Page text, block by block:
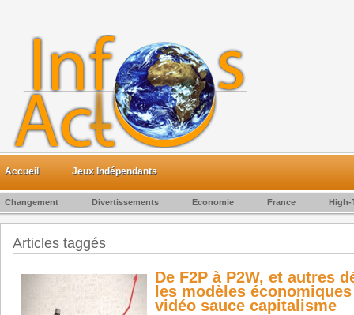
Accueil Jeux Indépendants
Changement Divertissements Economie France High-
Articles taggés
De F2P à P2W, et autres
les modèles
vidéo sauce capitalisme